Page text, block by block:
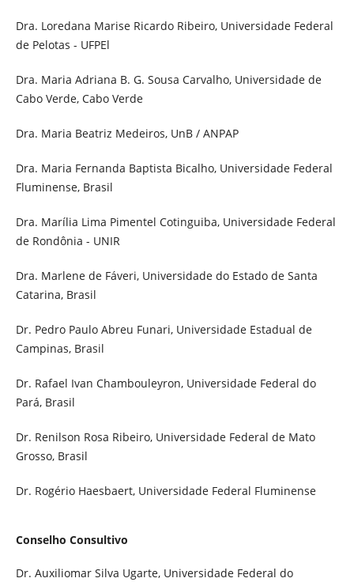
Dra. Loredana Marise Ricardo Ribeiro, Universidade Federal
de Pelotas - UFPEl
Dra. Maria Adriana B. G. Sousa Carvalho, Universidade de
Cabo Verde, Cabo Verde
Dra. Maria Beatriz Medeiros, UnB / ANPAP
Dra. Maria Fernanda Baptista Bicalho, Universidade Federal
Fluminense, Brasil
Dra. Marília Lima Pimentel Cotinguiba, Universidade Federal
de Rondônia - UNIR
Dra. Marlene de Fáveri, Universidade do Estado de Santa
Catarina, Brasil
Dr. Pedro Paulo Abreu Funari, Universidade Estadual de
Campinas, Brasil
Dr. Rafael Ivan Chambouleyron, Universidade Federal do
Pará, Brasil
Dr. Renilson Rosa Ribeiro, Universidade Federal de Mato
Grosso, Brasil
Dr. Rogério Haesbaert, Universidade Federal Fluminense
Conselho Consultivo
Dr. Auxiliomar Silva Ugarte, Universidade Federal do